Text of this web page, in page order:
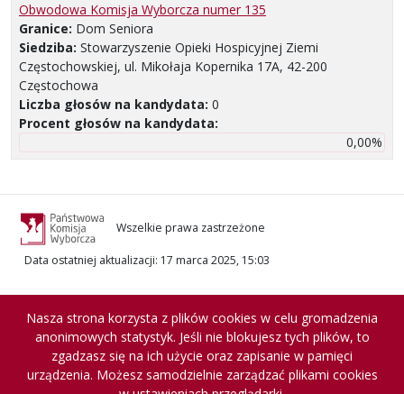
Obwodowa Komisja Wyborcza numer 135
Granice: Dom Seniora
Siedziba: Stowarzyszenie Opieki Hospicyjnej Ziemi
Częstochowskiej, ul. Mikołaja Kopernika 17A, 42-200
Częstochowa
Liczba głosów na kandydata: 0
Procent głosów na kandydata:
0,00%
Wszelkie prawa zastrzeżone
Data ostatniej aktualizacji: 17 marca 2025, 15:03
Nasza strona korzysta z plików cookies w celu gromadzenia
anonimowych statystyk. Jeśli nie blokujesz tych plików, to
zgadzasz się na ich użycie oraz zapisanie w pamięci
urządzenia. Możesz samodzielnie zarządzać plikami cookies